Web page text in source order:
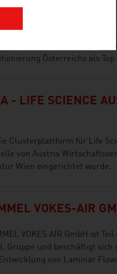
(LISA Dachmarke)
Aktivitäten der
Österreichs als Top
- LIFE SCIENCE
Clusterplattform für Life
von Austria
Wien eingerichtet wurde.
VOKES-AIR
VOKES AIR GmbH ist Teil
Gruppe und beschäftigt sich
von Laminar